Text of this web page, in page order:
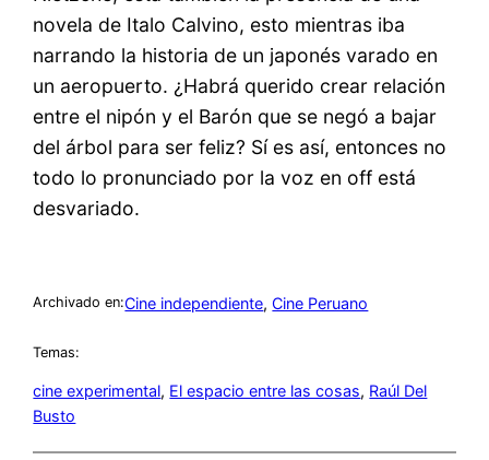
novela de Italo Calvino, esto mientras iba
narrando la historia de un japonés varado en
un aeropuerto. ¿Habrá querido crear relación
entre el nipón y el Barón que se negó a bajar
del árbol para ser feliz? Sí es así, entonces no
todo lo pronunciado por la voz en off está
desvariado.
Archivado en:Cine independiente, Cine Peruano
Temas:
cine experimental, El espacio entre las cosas, Raúl Del
Busto